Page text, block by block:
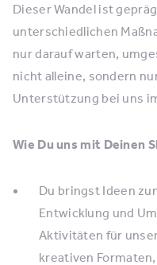
Dieser Wandel ist
unterschiedlichen
nur darauf warten,
nicht alleine, sondern
Unterstützung bei uns
Wie Du uns mit Deinen
Du bringst Ideen
Entwicklung und
Aktivitäten für
kreativen